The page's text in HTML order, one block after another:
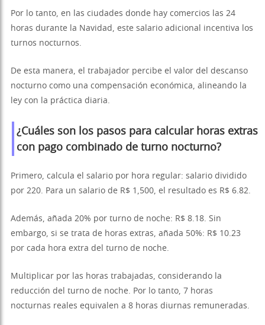
Por lo tanto, en las ciudades donde hay comercios las 24
horas durante la Navidad, este salario adicional incentiva los
turnos nocturnos.
De esta manera, el trabajador percibe el valor del descanso
nocturno como una compensación económica, alineando la
ley con la práctica diaria.
¿Cuáles son los pasos para calcular horas extras
con pago combinado de turno nocturno?
Primero, calcula el salario por hora regular: salario dividido
por 220. Para un salario de R$ 1,500, el resultado es R$ 6.82.
Además, añada 20% por turno de noche: R$ 8.18. Sin
embargo, si se trata de horas extras, añada 50%: R$ 10.23
por cada hora extra del turno de noche.
Multiplicar por las horas trabajadas, considerando la
reducción del turno de noche. Por lo tanto, 7 horas
nocturnas reales equivalen a 8 horas diurnas remuneradas.